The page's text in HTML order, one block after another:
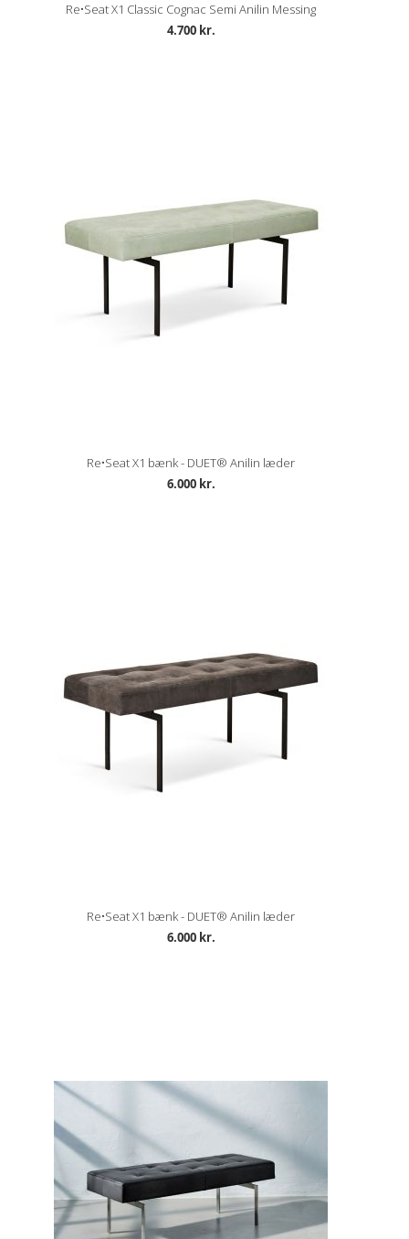
Re•Seat X1 Classic Cognac Semi Anilin Messing
4.700 kr.
Re•Seat X1 bænk - DUET® Anilin læder
6.000 kr.
Re•Seat X1 bænk - DUET® Anilin læder
6.000 kr.